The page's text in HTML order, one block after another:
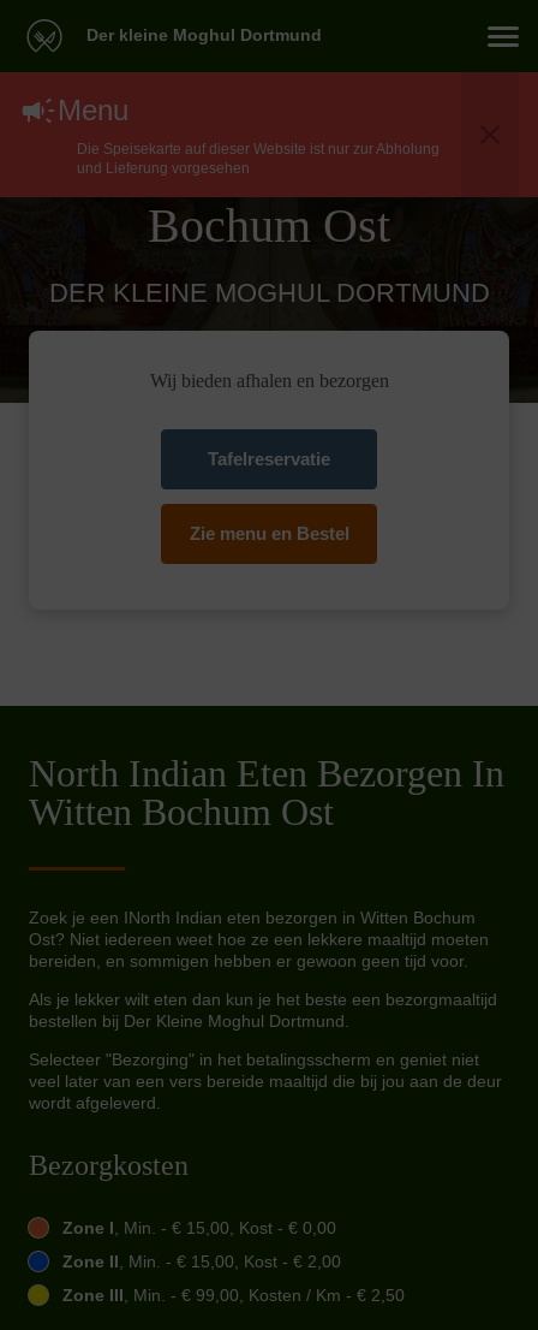
Der kleine Moghul Dortmund
Menu
Die Speisekarte auf dieser Website ist nur zur Abholung
und Lieferung vorgesehen
North Indian Eten
Bezorgen In Witten
Bochum Ost
DER KLEINE MOGHUL DORTMUND
Wij bieden afhalen en bezorgen
Tafelreservatie
Zie menu en Bestel
North Indian Eten Bezorgen In
Witten Bochum Ost
Zoek je een INorth Indian eten bezorgen in Witten Bochum
Ost? Niet iedereen weet hoe ze een lekkere maaltijd moeten
bereiden, en sommigen hebben er gewoon geen tijd voor.
Als je lekker wilt eten dan kun je het beste een bezorgmaaltijd
bestellen bij Der Kleine Moghul Dortmund.
Selecteer "Bezorging" in het betalingsscherm en geniet niet
veel later van een vers bereide maaltijd die bij jou aan de deur
wordt afgeleverd.
Bezorgkosten
Zone I, Min. - € 15,00, Kost - € 0,00
Zone II, Min. - € 15,00, Kost - € 2,00
Zone III, Min. - € 99,00, Kosten / Km - € 2,50